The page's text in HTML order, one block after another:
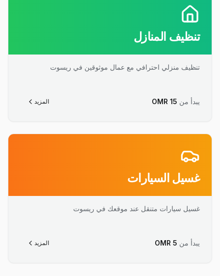
تنظيف المنازل
تنظيف منزلي احترافي مع عمال موثوقين في ريسوت
يبدأ من OMR 15 المزيد
غسيل السيارات
غسيل سيارات متنقل عند موقعك في ريسوت
يبدأ من OMR 5 المزيد